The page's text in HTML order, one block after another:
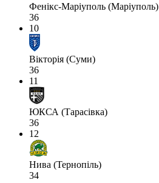
Фенікс-Маріуполь (Маріуполь)
36
10
Вікторія (Суми)
36
11
ЮКСА (Тарасівка)
36
12
Нива (Тернопіль)
34